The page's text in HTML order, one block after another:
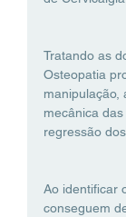
Tratando as
Osteopatia
manipulação,
mecânica
regressão
Ao identificar
conseguem